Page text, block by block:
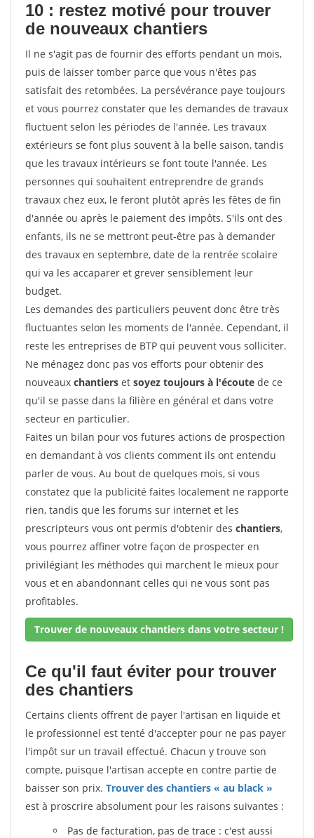
10 : restez motivé pour trouver
de nouveaux chantiers
Il ne s'agit pas de fournir des efforts pendant un mois,
puis de laisser tomber parce que vous n'êtes pas
satisfait des retombées. La persévérance paye toujours
et vous pourrez constater que les demandes de travaux
fluctuent selon les périodes de l'année. Les travaux
extérieurs se font plus souvent à la belle saison, tandis
que les travaux intérieurs se font toute l'année. Les
personnes qui souhaitent entreprendre de grands
travaux chez eux, le feront plutôt après les fêtes de fin
d'année ou après le paiement des impôts. S'ils ont des
enfants, ils ne se mettront peut-être pas à demander
des travaux en septembre, date de la rentrée scolaire
qui va les accaparer et grever sensiblement leur
budget.
Les demandes des particuliers peuvent donc être très
fluctuantes selon les moments de l'année. Cependant, il
reste les entreprises de BTP qui peuvent vous solliciter.
Ne ménagez donc pas vos efforts pour obtenir des
nouveaux chantiers et soyez toujours à l'écoute de ce
qu'il se passe dans la filière en général et dans votre
secteur en particulier.
Faites un bilan pour vos futures actions de prospection
en demandant à vos clients comment ils ont entendu
parler de vous. Au bout de quelques mois, si vous
constatez que la publicité faites localement ne rapporte
rien, tandis que les forums sur internet et les
prescripteurs vous ont permis d'obtenir des chantiers,
vous pourrez affiner votre façon de prospecter en
privilégiant les méthodes qui marchent le mieux pour
vous et en abandonnant celles qui ne vous sont pas
profitables.
Trouver de nouveaux chantiers dans votre secteur !
Ce qu'il faut éviter pour trouver
des chantiers
Certains clients offrent de payer l'artisan en liquide et
le professionnel est tenté d'accepter pour ne pas payer
l'impôt sur un travail effectué. Chacun y trouve son
compte, puisque l'artisan accepte en contre partie de
baisser son prix. Trouver des chantiers « au black »
est à proscrire absolument pour les raisons suivantes :
Pas de facturation, pas de trace : c'est aussi